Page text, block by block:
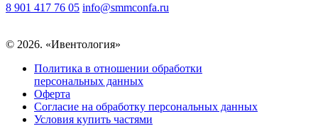
8 901 417 76 05 info@smmconfa.ru
© 2026. «Ивентология»
Политика в отношении обработки
персональных данных
Оферта
Согласие на обработку персональных данных
Условия купить частями